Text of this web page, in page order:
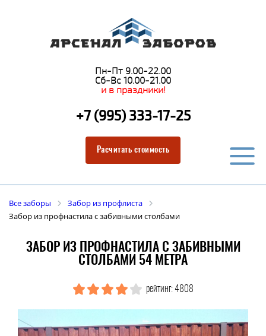
Пн-Пт 9.00-22.00
Сб-Вс 10.00-21.00
и в праздники!
+7 (995) 333-17-25
Расчитать стоимость
Все заборы
Забор из профлиста
Забор из профнастила с забивными столбами
ЗАБОР ИЗ ПРОФНАСТИЛА С ЗАБИВНЫМИ
СТОЛБАМИ 54 МЕТРА
рейтинг: 4808